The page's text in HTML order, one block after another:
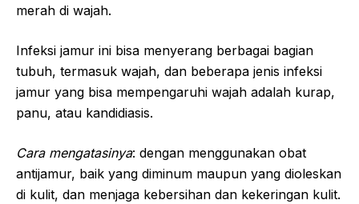
merah di wajah.
Infeksi jamur ini bisa menyerang berbagai bagian
tubuh, termasuk wajah, dan beberapa jenis infeksi
jamur yang bisa mempengaruhi wajah adalah kurap,
panu, atau kandidiasis.
Cara mengatasinya: dengan menggunakan obat
antijamur, baik yang diminum maupun yang dioleskan
di kulit, dan menjaga kebersihan dan kekeringan kulit.